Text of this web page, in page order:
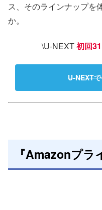
ス、そのラインナップを
か。
\U-NEXT初回
U-NEXT
『Amazonプラ